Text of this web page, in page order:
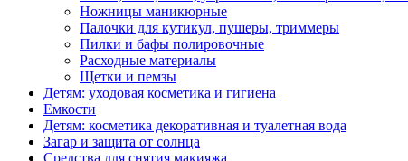
Ножницы маникюрные
Палочки для кутикул, пушеры, триммеры
Пилки и бафы полировочные
Расходные материалы
Щетки и пемзы
Детям: уходовая косметика и гигиена
Емкости
Детям: косметика декоративная и туалетная вода
Загар и защита от солнца
Средства для снятия макияжа